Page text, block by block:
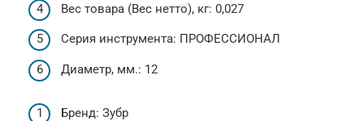
Вес товара (Вес нетто), кг: 0,027
Серия инструмента: ПРОФЕССИОНАЛ
Диаметр, мм.: 12
Бренд: Зубр